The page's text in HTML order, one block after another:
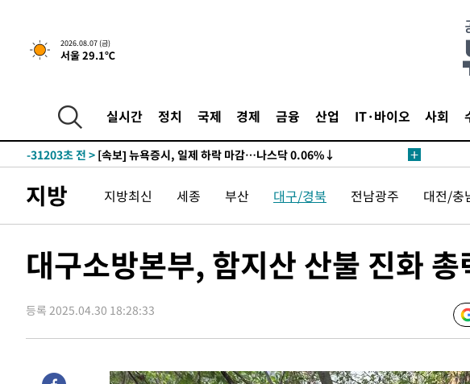
2026.08.07 (금)
서울 29.1℃
실시간 정치 국제 경제 금융 산업 IT·바이오 사회
-31203초 전 > [속보] 뉴욕증시, 일제 하락 마감…나스닥 0.06%↓
지방 지방최신 세종 부산 대구/경북 전남광주 대전/충
대구소방본부, 함지산 산불 진화 총
등록 2025.04.30 18:28:33